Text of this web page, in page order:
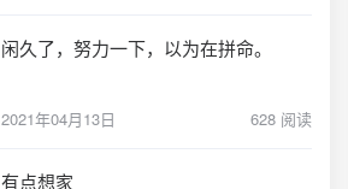
闲久了，努力一下，以为在拼命。
2021年04月13日 628 阅读
有点想家